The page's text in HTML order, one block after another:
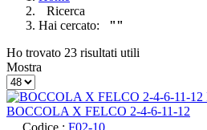
Ricerca
Hai cercato: ""
Ho trovato 23 risultati utili
Mostra
BOCCOLA X FELCO 2-4-6-11-12
Codice : F02-10